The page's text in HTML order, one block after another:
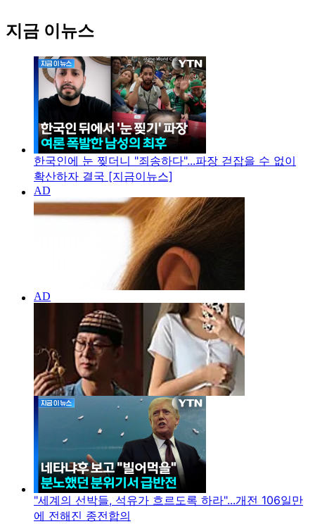
지금 이뉴스
한국인에 눈 찢더니 "죄송하다"...파장 걷잡을 수 없이
확산하자 결국 [지금이뉴스]
"세계의 선박들, 석유가 흐르도록 하라"...개전 106일만
에 전해진 종전합의